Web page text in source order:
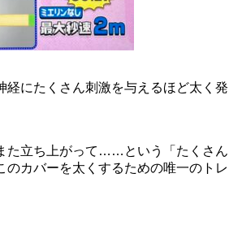
経にたくさん刺激を与えるほど太く発
た立ち上がって……という「たくさん
のカバーを太くするための唯一のトレ